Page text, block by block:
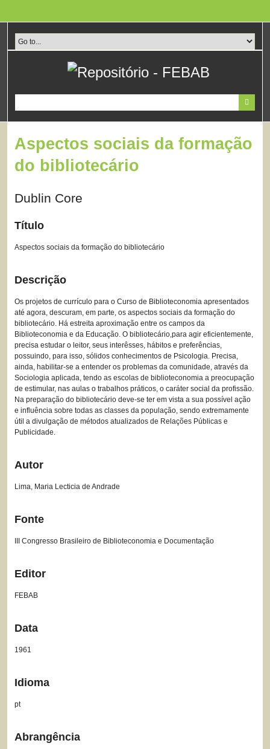
conteúdo
principal
Aspectos sociais da formação
do bibliotecário
Dublin Core
Título
Aspectos sociais da formação do bibliotecário
Descrição
Os projetos de currículo para o Curso de Biblioteconomia apresentados
até agora, descuram, em parte, os aspectos sociais da formação do
bibliotecário. Há estreita aproximação entre os campos da
Biblioteconomia e da Educação. O bibliotecário,para agir eficientemente,
precisa estudar o leitor, seus interêsses, hábitos e preferências,
possuindo, para isso, sólidos conhecimentos de Psicologia. Precisa,
ainda, habilitar-se a entender os problemas da comunidade, através da
Sociologia aplicada, tendo as escolas de biblioteconomia a preocupação
de estimular, nas aulas o trabalhos práticos, o caráter social da profissão.
Na preparação do bibliotecário deve-se ter em vista a sua possível ação
e influência sobre todas as classes da população, sendo extremamente
útil a divulgação de métodos atualizados de Relações Públicas e
Publicidade.
Autor
Lima, Maria Lecticia de Andrade
Fonte
III Congresso Brasileiro de Biblioteconomia e Documentação
Editor
FEBAB
Data
1961
Idioma
pt
Abrangência